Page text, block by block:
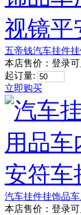
五帝钱汽车挂件
本店售价： 登录
起订量:
立即购买
汽车挂件挂饰品
本店售价： 登录